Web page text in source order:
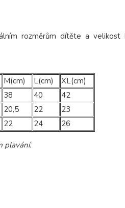
rozměrům dítěte a velikost
M(cm) L(cm)
XL(cm)
38 40
42
20,5 22
23
22 24 26
plavání.